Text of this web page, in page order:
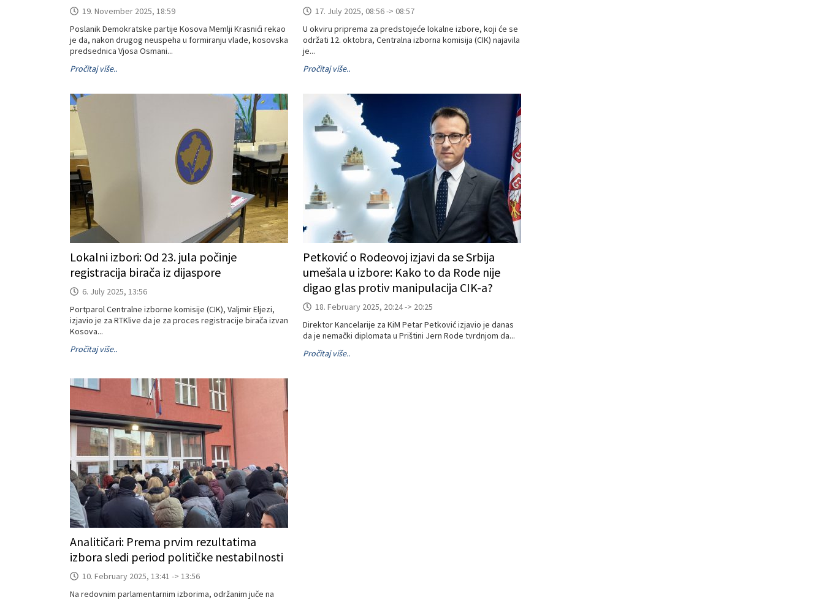
19. November 2025, 18:59
Poslanik Demokratske partije Kosova Memlji Krasnići rekao
je da, nakon drugog neuspeha u formiranju vlade, kosovska
predsednica Vjosa Osmani...
Pročitaj više..
17. July 2025, 08:56 -> 08:57
U okviru priprema za predstojeće lokalne izbore, koji će se
održati 12. oktobra, Centralna izborna komisija (CIK) najavila
je...
Pročitaj više..
Lokalni izbori: Od 23. jula počinje
registracija birača iz dijaspore
6. July 2025, 13:56
Portparol Centralne izborne komisije (CIK), Valjmir Eljezi,
izjavio je za RTKlive da je za proces registracije birača izvan
Kosova...
Pročitaj više..
Petković o Rodeovoj izjavi da se Srbija
umešala u izbore: Kako to da Rode nije
digao glas protiv manipulacija CIK-a?
18. February 2025, 20:24 -> 20:25
Direktor Kancelarije za KiM Petar Petković izjavio je danas
da je nemački diplomata u Prištini Jern Rode tvrdnjom da...
Pročitaj više..
Analitičari: Prema prvim rezultatima
izbora sledi period političke nestabilnosti
10. February 2025, 13:41 -> 13:56
Na redovnim parlamentarnim izborima, održanim juče na